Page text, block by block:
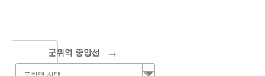
군위역 중앙선 →